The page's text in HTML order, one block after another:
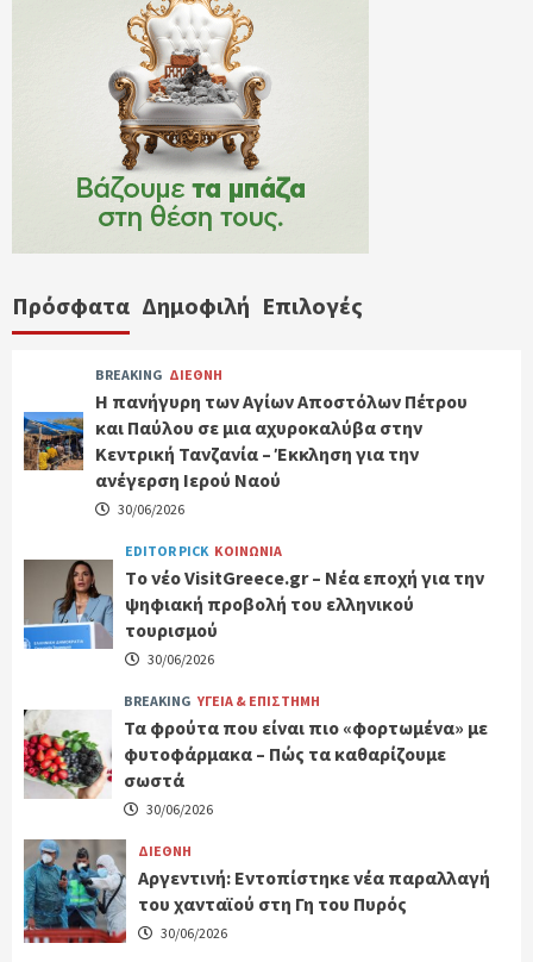
Πρόσφατα Δημοφιλή Επιλογές
BREAKING ΔΙΕΘΝΗ
Η πανήγυρη των Αγίων Αποστόλων Πέτρου
και Παύλου σε μια αχυροκαλύβα στην
Κεντρική Τανζανία – Έκκληση για την
ανέγερση Ιερού Ναού
30/06/2026
EDITOR PICK ΚΟΙΝΩΝΙΑ
Tο νέο VisitGreece.gr – Νέα εποχή για την
ψηφιακή προβολή του ελληνικού
τουρισμού
30/06/2026
BREAKING ΥΓΕΙΑ & ΕΠΙΣΤΗΜΗ
Τα φρούτα που είναι πιο «φορτωμένα» με
φυτοφάρμακα – Πώς τα καθαρίζουμε
σωστά
30/06/2026
ΔΙΕΘΝΗ
Αργεντινή: Εντοπίστηκε νέα παραλλαγή
του χανταϊού στη Γη του Πυρός
30/06/2026